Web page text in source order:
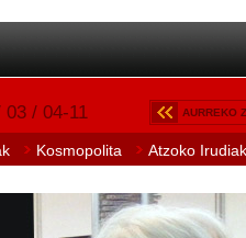
03 / 04-11 AURREKO
Kosmopolita Atzoko Irudiak